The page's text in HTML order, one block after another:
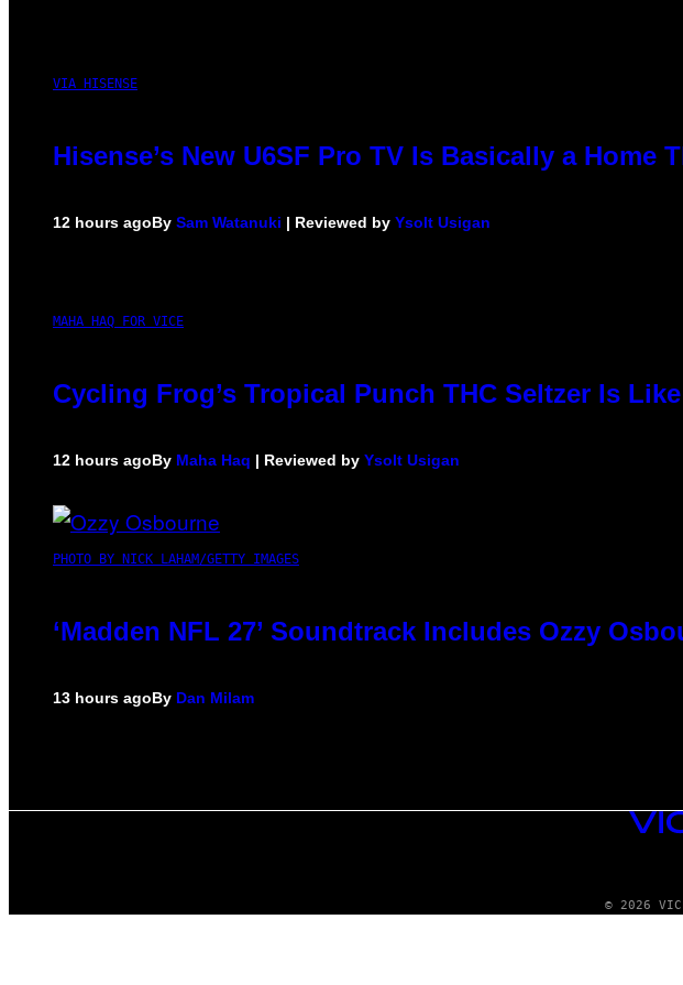
VIA HISENSE
Hisense’s New U6SF Pro TV Is Basically a
12 hours agoBy Sam Watanuki | Reviewed by Ysolt Usigan
MAHA HAQ FOR VICE
Cycling Frog’s Tropical Punch THC Seltzer Is
12 hours agoBy Maha Haq | Reviewed by Ysolt Usigan
PHOTO BY NICK LAHAM/GETTY IMAGES
‘Madden NFL 27’ Soundtrack Includes Ozzy
13 hours agoBy Dan Milam
VICE
MEDIA
© 2026